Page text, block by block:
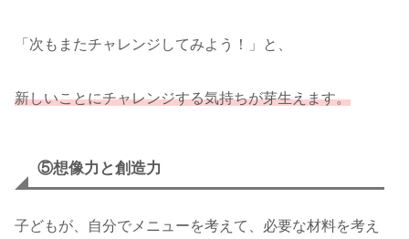
「次もまたチャレンジしてみよう！」と、
新しいことにチャレンジする気持ちが芽生えます。
⑤想像力と創造力
子どもが、自分でメニューを考えて、必要な材料を考え